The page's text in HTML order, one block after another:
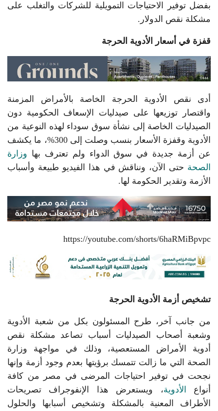
بفضل توفير الاحتياجات التمويلية للشركات والتغلب على
مشكلة نقص الدولار.
قفزة في أسعار الأدوية الحرجة
أدى نقص الأدوية الحرجة الخاصة بالأمراض المزمنة
واقتصار توزيعها على صيدليات الإسعاف الحكومية دون
الصيدليات الخاصة إلى نشأة سوق سوداء لهذه النوعية من
الأدوية وقفزة الأسعار بنسب وصلت إلى 300%، ما يكشف
عن أزمة جديدة في سوق الدواء ولم تعترف بها وزارة
الصحة حتى الآن، ونناقش في هذا الفيديو طبيعة وأسباب
الأزمة وتقدير الحكومة لها.
https://youtube.com/shorts/6haRMiBpvpc
تشخيص أزمة الأدوية الحرجة
من جانب آخر، طرح المسئولون بكل من شعبة الأدوية
وشعبة أصحاب الصيدليات أسباب تصاعد مشكلة نقص
أدوية الأمراض المستعصية، وذلك في مواجهة وزارة
الصحة التي ما زالت تتمسك برؤيتها بعدم وجود أزمة وإنها
نجحت في توفير احتياجات المرضى في مصر من كافة
أنواع الأدوية، ويستعرض هذا الإنفوجراف تصريحات
الأطراف المعنية بالمشكلة وتشخيص أسبابها والحلول